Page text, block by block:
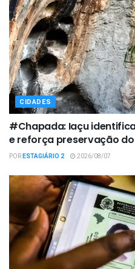
CIDADES
#Chapada: Iaçu
e reforça preservação
PORESTAGIÁRIO 2 2026/08/07